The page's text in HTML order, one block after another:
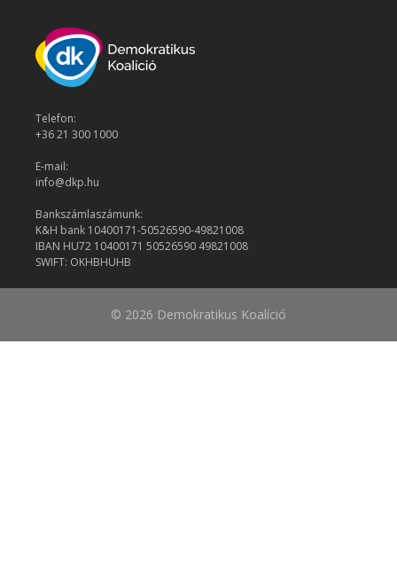
Telefon:
+36 21 300 1000
E-mail:
info@dkp.hu
Bankszámlaszámunk:
K&H bank 10400171-50526590-49821008
IBAN HU72 10400171 50526590 49821008
SWIFT: OKHBHUHB
© 2026 Demokratikus Koalíció